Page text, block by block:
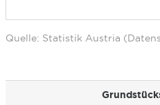
Quelle: Statistik Austria